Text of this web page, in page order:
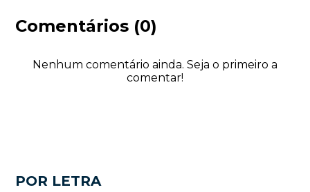
Comentários (0)
Nenhum comentário ainda. Seja o primeiro a
comentar!
POR LETRA